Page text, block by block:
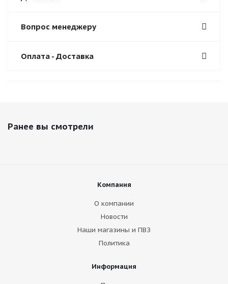
Вопрос менеджеру
Оплата - Доставка
Ранее вы смотрели
Компания
О компании
Новости
Наши магазины и ПВЗ
Политика
Информация